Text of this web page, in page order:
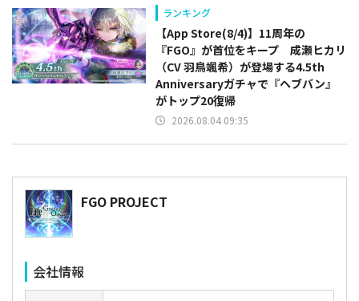
ランキング
【App Store(8/4)】11周年の
『FGO』が首位をキープ 成瀬ヒカリ
（CV 羽鳥颯希）が登場する4.5th
Anniversaryガチャで『ヘブバン』
がトップ20復帰
2026.08.04 09:35
FGO PROJECT
会社情報